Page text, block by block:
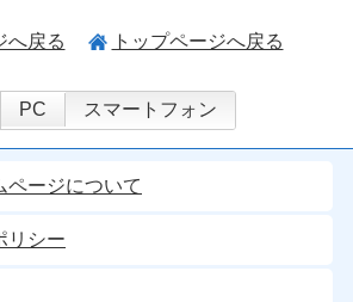
へ戻る トップページへ戻る
PC スマートフォン
ページについて
リシー